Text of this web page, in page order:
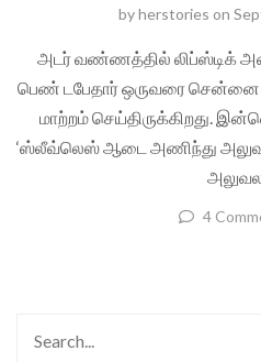
byherstories on
அடர் வண்ணத்தில் லிப்ஸ்டிக்
பெண் டபேதார் ஒருவரை சென்னை
மாற்றம் செய்திருக்கிறது.
‘ஸ்லீவ்லெஸ் ஆடை அணிந்து
4